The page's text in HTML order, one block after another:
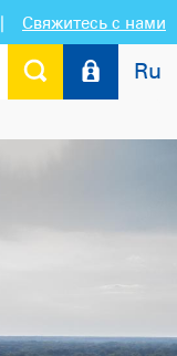
| Свяжитесь с нами
Ru